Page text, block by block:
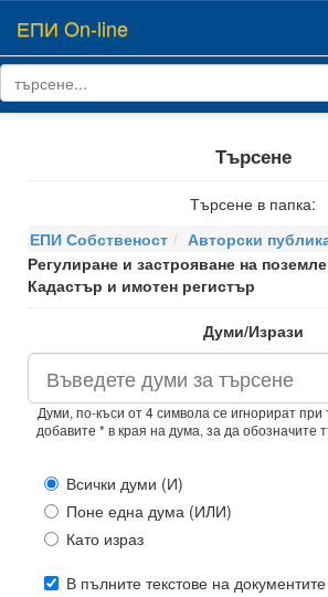
ЕПИ On-line
Търсене
Търсене в папка:
ЕПИ Собственост
Авторски
Регулиране и застрояване на
Кадастър и имотен регистър
Думи/Изрази
Думи, по-къси от 4 символа се игнорират
добавите * в края на дума, за да обозначите
Всички думи (И)
Поне една дума (ИЛИ)
Като израз
В пълните текстове на документите